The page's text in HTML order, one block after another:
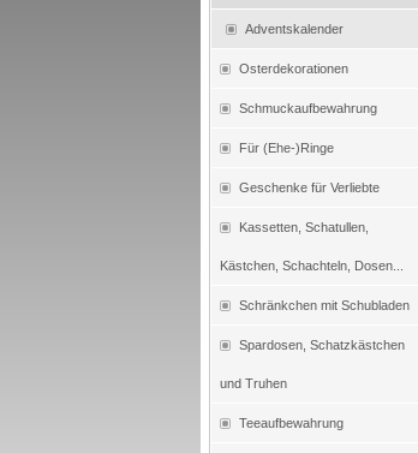
Adventskalender
Osterdekorationen
Schmuckaufbewahrung
Für (Ehe-)Ringe
Geschenke für Verliebte
Kassetten, Schatullen,
Kästchen, Schachteln, Dosen...
Schränkchen mit Schubladen
Spardosen, Schatzkästchen
und Truhen
Teeaufbewahrung